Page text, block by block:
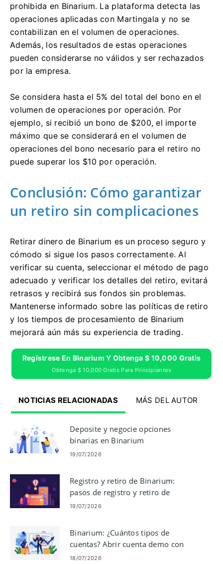
prohibida en Binarium. La plataforma detecta las
operaciones aplicadas con Martingala y no se
contabilizan en el volumen de operaciones.
Además, los resultados de estas operaciones
pueden considerarse no válidos y ser rechazados
por la empresa.
Se considera hasta el 5% del total del bono en el
volumen de operaciones por operación. Por
ejemplo, si recibió un bono de $200, el importe
máximo que se considerará en el volumen de
operaciones del bono necesario para el retiro no
puede superar los $10 por operación.
Conclusión: Cómo garantizar
un retiro sin complicaciones
Retirar dinero de Binarium es un proceso seguro y
cómodo si sigue los pasos correctamente. Al
verificar su cuenta, seleccionar el método de pago
adecuado y verificar los detalles del retiro, evitará
retrasos y recibirá sus fondos sin problemas.
Mantenerse informado sobre las políticas de retiro
y los tiempos de procesamiento de Binarium
mejorará aún más su experiencia de trading.
Regístrese En Binarium Y Obtenga $ 10,000 Gratis
Obtenga $ 10,000 Gratis Para Principiantes
NOTICIAS RELACIONADAS MÁS DEL AUTOR
Deposite y negocie opciones
binarias en Binarium
19/07/2026
Registro y retiro de Binarium:
pasos de registro y retiro de
cuenta
19/07/2026
Binarium: ¿Cuántos tipos de
cuentas? Abrir cuenta demo con
$10,000
18/07/2026